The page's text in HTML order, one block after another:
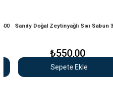
Sandy Doğal Zeytinyağlı Sıvı Sabun 3 Lt
₺550,00
Sepete Ekle